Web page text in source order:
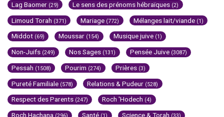
Lag Baomer (29) Le sens des prénoms hébraïques (2)
Limoud Torah (371) Mariage (772) Mélanges lait/viande (1)
Middot (69) Moussar (154) Musique juive (1)
Non-Juifs (249) Nos Sages (131) Pensée Juive (3087)
Pessah (1508) Pourim (274) Prières (3)
Pureté Familiale (578) Relations & Pudeur (528)
Respect des Parents (247) Roch 'Hodech (4)
Roch Hachana Santé Science & Torah